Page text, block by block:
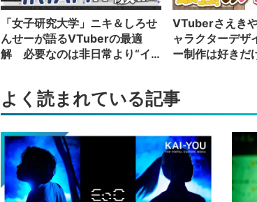
「女子研究大学」ニキ＆しろせ
んせーが語るVTuberの最適
解 必要なのは非日常より“イ
VTuberさえき
ャラクターデ
ー制作は好きだ
よく読まれている記事